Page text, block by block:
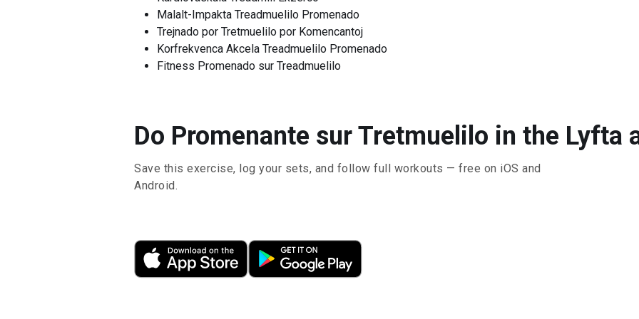
Malalt-Impakta Treadmuelilo Promenado
Trejnado por Tretmuelilo por Komencantoj
Korfrekvenca Akcela Treadmuelilo Promenado
Fitness Promenado sur Treadmuelilo
Do Promenante sur Tretmuelilo in the Lyfta
Save this exercise, log your sets, and follow full workouts — free on iOS and
Android.